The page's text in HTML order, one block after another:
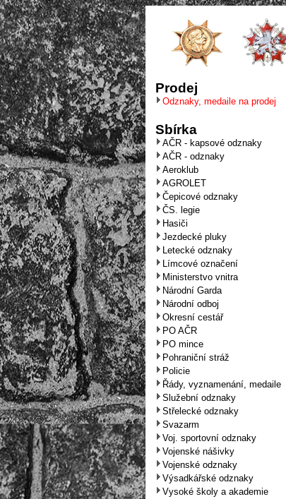
Prodej
Odznaky, medaile na prodej
Sbírka
AČR - kapsové odznaky
AČR - odznaky
Aeroklub
AGROLET
Čepicové odznaky
ČS. legie
Hasiči
Jezdecké pluky
Letecké odznaky
Límcové označení
Ministerstvo vnitra
Národní Garda
Národní odboj
Okresní cestář
PO AČR
PO mince
Pohraniční stráž
Policie
Řády, vyznamenání, medaile
Služební odznaky
Střelecké odznaky
Svazarm
Voj. sportovní odznaky
Vojenské nášivky
Vojenské odznaky
Výsadkářské odznaky
Vysoké školy a akademie